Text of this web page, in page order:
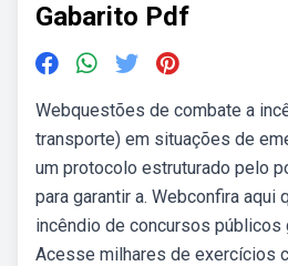
Gabarito Pdf
Webquestões de combate a
transporte) em situações de
um protocolo estruturado pelo
para garantir a. Webconfira aqui
incêndio de concursos públicos
Acesse milhares de exercícios